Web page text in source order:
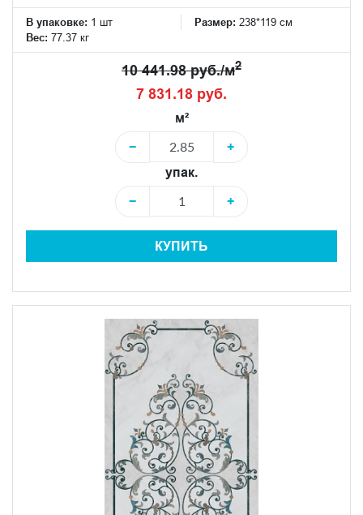
В упаковке: 1 шт Размер: 238*119 см
Вес: 77.37 кг
10 441.98 руб./м2
7 831.18 руб.
м²
−
+
упак.
−
+
КУПИТЬ